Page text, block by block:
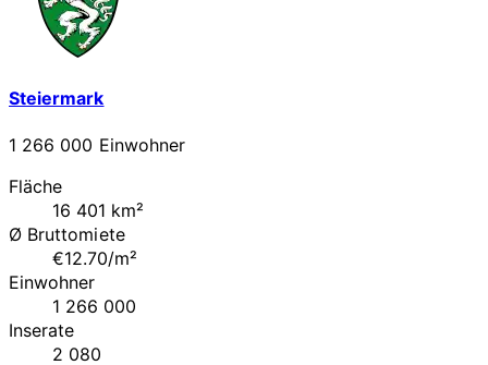
Steiermark
1 266 000 Einwohner
Fläche
16 401 km²
Ø Bruttomiete
€12.70/m²
Einwohner
1 266 000
Inserate
2 080